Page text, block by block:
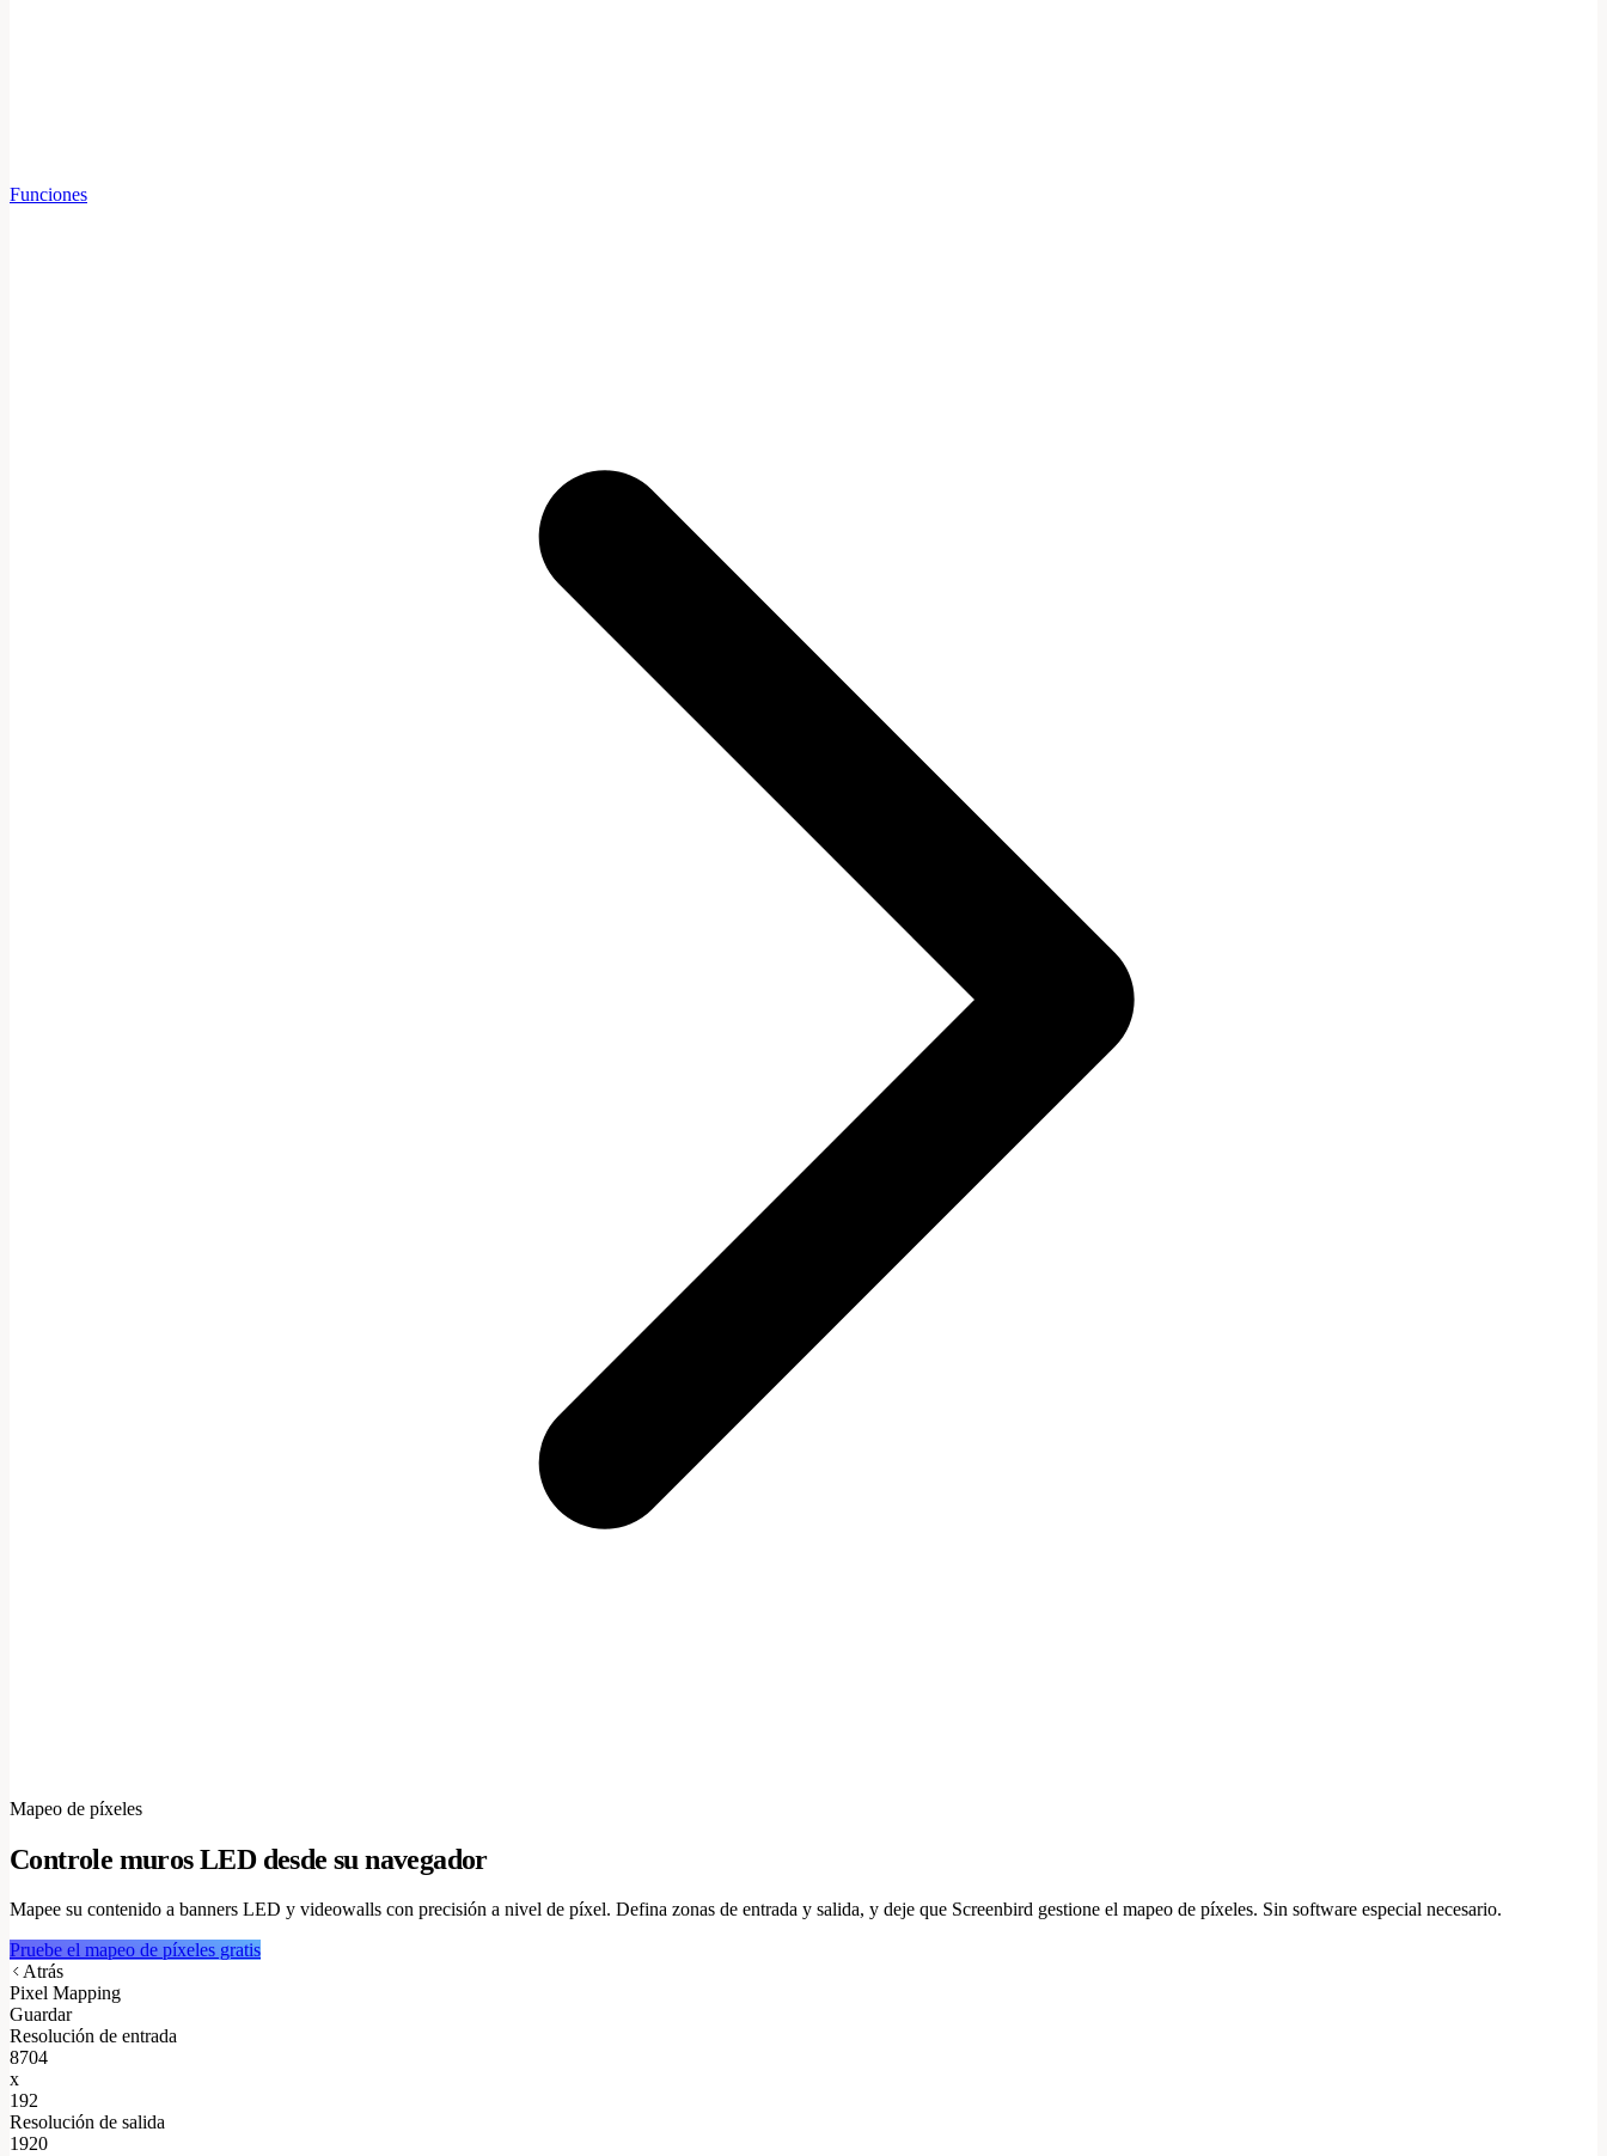
Funciones
Mapeo de píxeles
Controle muros LED desde su navegador
Mapee su contenido a banners LED y videowalls con precisión a nivel de píxel. Defina zonas de entrada y salida, y deje que Screenbird gestione el mapeo de píxeles. Sin software especial necesario.
Pruebe el mapeo de píxeles gratis
Atrás
Pixel Mapping
Guardar
Resolución de entrada
8704
x
192
Resolución de salida
1920